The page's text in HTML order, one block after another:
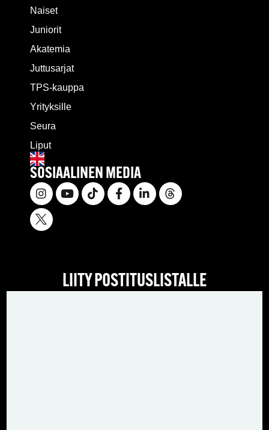
Naiset
Juniorit
Akatemia
Juttusarjat
TPS-kauppa
Yrityksille
Seura
Liput
SOSIAALINEN MEDIA
LIITY POSTITUSLISTALLE